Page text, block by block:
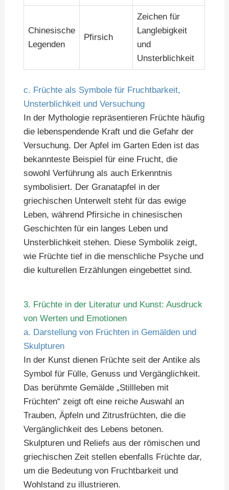
Chinesische
Legenden
Pfirsich
Zeichen für
Langlebigkeit
und
Unsterblichkeit
c. Früchte als Symbole für Fruchtbarkeit,
Unsterblichkeit und Versuchung
In der Mythologie repräsentieren Früchte häufig
die lebenspendende Kraft und die Gefahr der
Versuchung. Der Apfel im Garten Eden ist das
bekannteste Beispiel für eine Frucht, die
sowohl Verführung als auch Erkenntnis
symbolisiert. Der Granatapfel in der
griechischen Unterwelt steht für das ewige
Leben, während Pfirsiche in chinesischen
Geschichten für ein langes Leben und
Unsterblichkeit stehen. Diese Symbolik zeigt,
wie Früchte tief in die menschliche Psyche und
die kulturellen Erzählungen eingebettet sind.
3. Früchte in der Literatur und Kunst: Ausdruck
von Werten und Emotionen
a. Darstellung von Früchten in Gemälden und
Skulpturen
In der Kunst dienen Früchte seit der Antike als
Symbol für Fülle, Genuss und Vergänglichkeit.
Das berühmte Gemälde „Stillleben mit
Früchten“ zeigt oft eine reiche Auswahl an
Trauben, Äpfeln und Zitrusfrüchten, die die
Vergänglichkeit des Lebens betonen.
Skulpturen und Reliefs aus der römischen und
griechischen Zeit stellen ebenfalls Früchte dar,
um die Bedeutung von Fruchtbarkeit und
Wohlstand zu illustrieren.